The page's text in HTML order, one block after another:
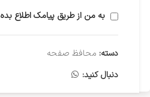
به من از طریق پیامک اطلاع بده
دسته: محافظ صفحه
دنبال کنید: